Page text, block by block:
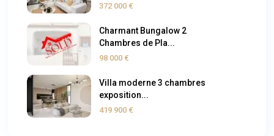
372 000 €
Charmant Bungalow 2
Chambres de Pla...
98 000 €
Villa moderne 3 chambres
exposition...
419 900 €